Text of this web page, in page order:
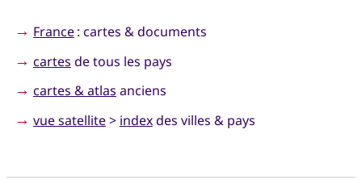
→ France: cartes & documents
→ cartes de tous les pays
→ cartes & atlas anciens
→ vue satellite> indexdes villes & pays